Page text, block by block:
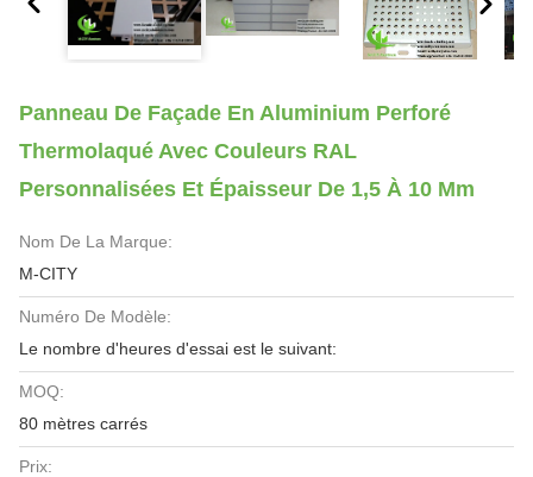
Panneau De Façade En Aluminium Perforé
Thermolaqué Avec Couleurs RAL
Personnalisées Et Épaisseur De 1,5 À 10 Mm
Nom De La Marque:
M-CITY
Numéro De Modèle:
Le nombre d'heures d'essai est le suivant:
MOQ:
80 mètres carrés
Prix: